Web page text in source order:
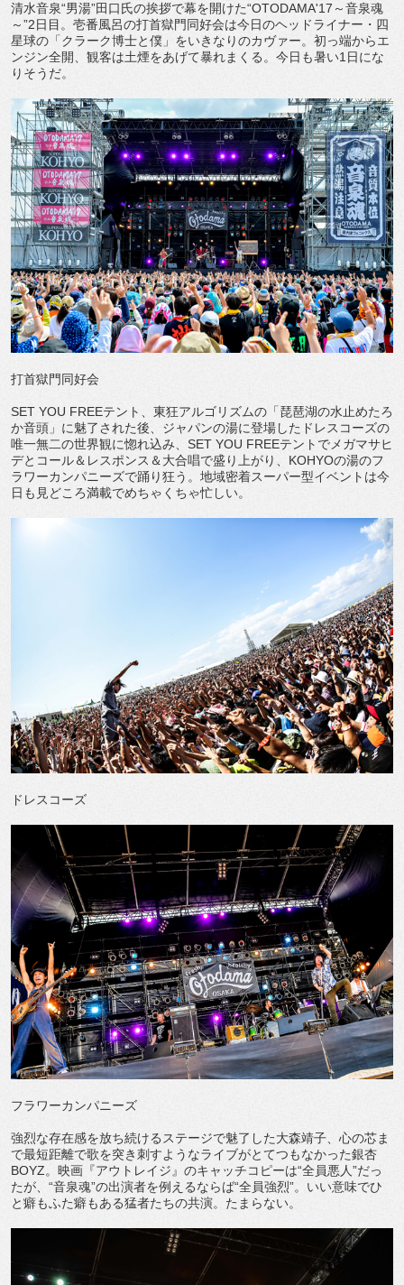
清水音泉“男湯”田口氏の挨拶で幕を開けた“OTODAMA'17～音泉魂
～”2日目。壱番風呂の打首獄門同好会は今日のヘッドライナー・四
星球の「クラーク博士と僕」をいきなりのカヴァー。初っ端からエ
ンジン全開、観客は土煙をあげて暴れまくる。今日も暑い1日にな
りそうだ。
打首獄門同好会
SET YOU FREEテント、東狂アルゴリズムの「琵琶湖の水止めたろ
か音頭」に魅了された後、ジャパンの湯に登場したドレスコーズの
唯一無二の世界観に惚れ込み、SET YOU FREEテントでメガマサヒ
デとコール＆レスポンス＆大合唱で盛り上がり、KOHYOの湯のフ
ラワーカンパニーズで踊り狂う。地域密着スーパー型イベントは今
日も見どころ満載でめちゃくちゃ忙しい。
ドレスコーズ
フラワーカンパニーズ
強烈な存在感を放ち続けるステージで魅了した大森靖子、心の芯ま
で最短距離で歌を突き刺すようなライブがとてつもなかった銀杏
BOYZ。映画『アウトレイジ』のキャッチコピーは“全員悪人”だっ
たが、“音泉魂”の出演者を例えるならば“全員強烈”。いい意味でひ
と癖もふた癖もある猛者たちの共演。たまらない。